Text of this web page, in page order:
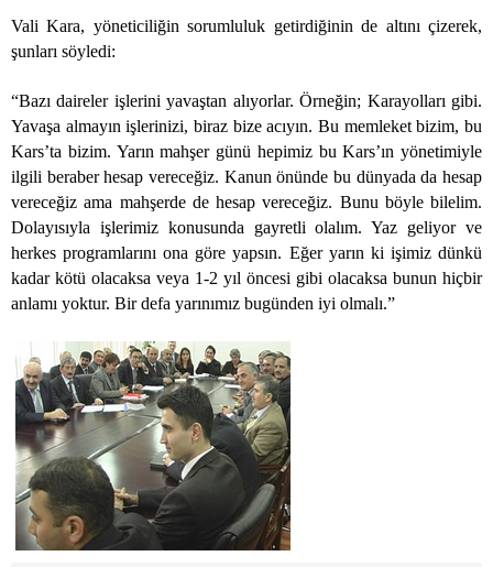
Vali Kara, yöneticiliğin sorumluluk getirdiğinin de altını çizerek,
şunları söyledi:
“Bazı daireler işlerini yavaştan alıyorlar. Örneğin; Karayolları gibi.
Yavaşa almayın işlerinizi, biraz bize acıyın. Bu memleket bizim, bu
Kars’ta bizim. Yarın mahşer günü hepimiz bu Kars’ın yönetimiyle
ilgili beraber hesap vereceğiz. Kanun önünde bu dünyada da hesap
vereceğiz ama mahşerde de hesap vereceğiz. Bunu böyle bilelim.
Dolayısıyla işlerimiz konusunda gayretli olalım. Yaz geliyor ve
herkes programlarını ona göre yapsın. Eğer yarın ki işimiz dünkü
kadar kötü olacaksa veya 1-2 yıl öncesi gibi olacaksa bunun hiçbir
anlamı yoktur. Bir defa yarınımız bugünden iyi olmalı.”